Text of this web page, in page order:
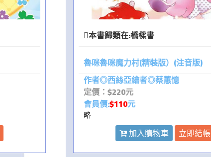
本書歸類在:橋樑書
魯咪魯咪魔力村(精裝版）(注音版)
作者◎西絲亞繪者◎蔡蕙憶
定價：$220元
會員價:$110元
略
加入購物車 立即結帳